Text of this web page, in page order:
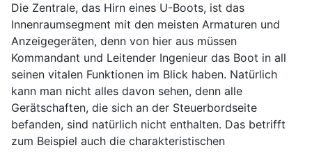
Die Zentrale, das Hirn eines U-Boots, ist das
Innenraumsegment mit den meisten Armaturen und
Anzeigegeräten, denn von hier aus müssen
Kommandant und Leitender Ingenieur das Boot in all
seinen vitalen Funktionen im Blick haben. Natürlich
kann man nicht alles davon sehen, denn alle
Gerätschaften, die sich an der Steuerbordseite
befanden, sind natürlich nicht enthalten. Das betrifft
zum Beispiel auch die charakteristischen